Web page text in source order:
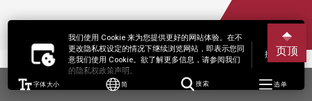
我们使用 Cookie 来为您提供更好的网站体验。在不
更改隐私权设定的情况下继续浏览网站，即表示您同
意我们使用 Cookie。欲了解更多信息，请参阅我们
的隐私权政策声明。
接受
字体大小 简 搜索 选单
页顶